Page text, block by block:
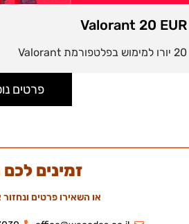
Valorant
פרטים נוספים
זמינים
או השאירו פרטים